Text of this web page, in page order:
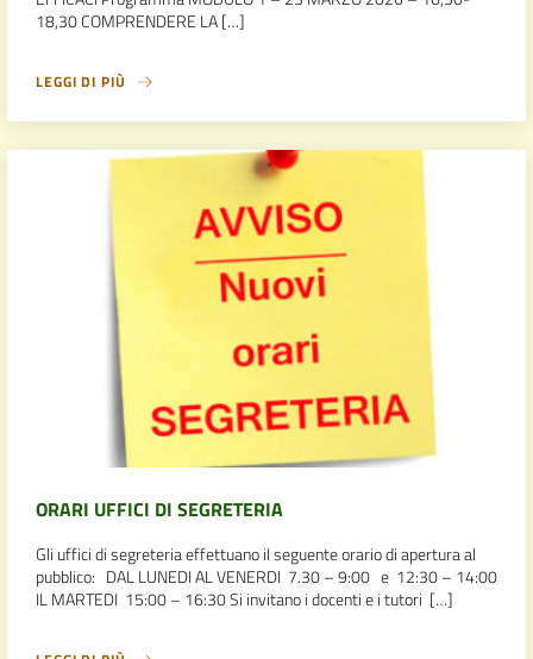
18,30 COMPRENDERE LA […]
LEGGI DI PIÙ
ORARI UFFICI DI SEGRETERIA
Gli uffici di segreteria effettuano il seguente orario di apertura al
pubblico: DAL LUNEDI AL VENERDI 7.30 – 9:00 e 12:30 – 14:00
IL MARTEDI 15:00 – 16:30 Si invitano i docenti e i tutori […]